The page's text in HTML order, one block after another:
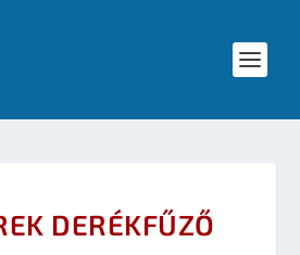
DERÉKFŰZŐ